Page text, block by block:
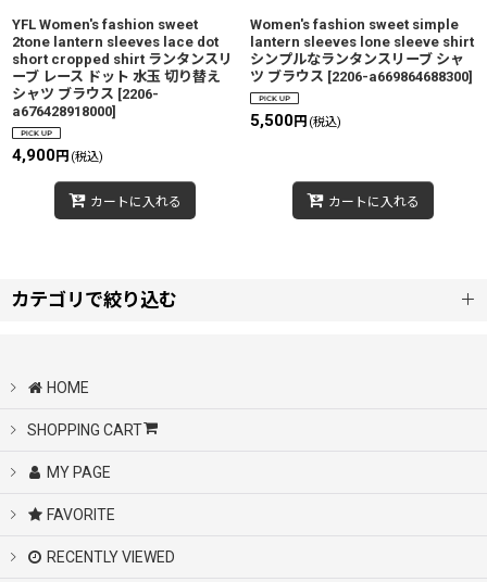
YFL Women's fashion sweet
2tone lantern sleeves lace dot
short cropped shirt ランタンスリ
ーブ レース ドット 水玉 切り替え
シャツ ブラウス [2206-
a676428918000]
4,900円 (税込)
カートに入れる
Women's fashion sweet simple
lantern sleeves lone sleeve shirt
シンプルなランタンスリーブ シャ
ツ ブラウス [2206-a669864688300]
5,500円 (税込)
カートに入れる
カテゴリで絞り込む
Dress
T-shirt
HOME
SHOPPING CART
MY PAGE
FAVORITE
RECENTLY VIEWED